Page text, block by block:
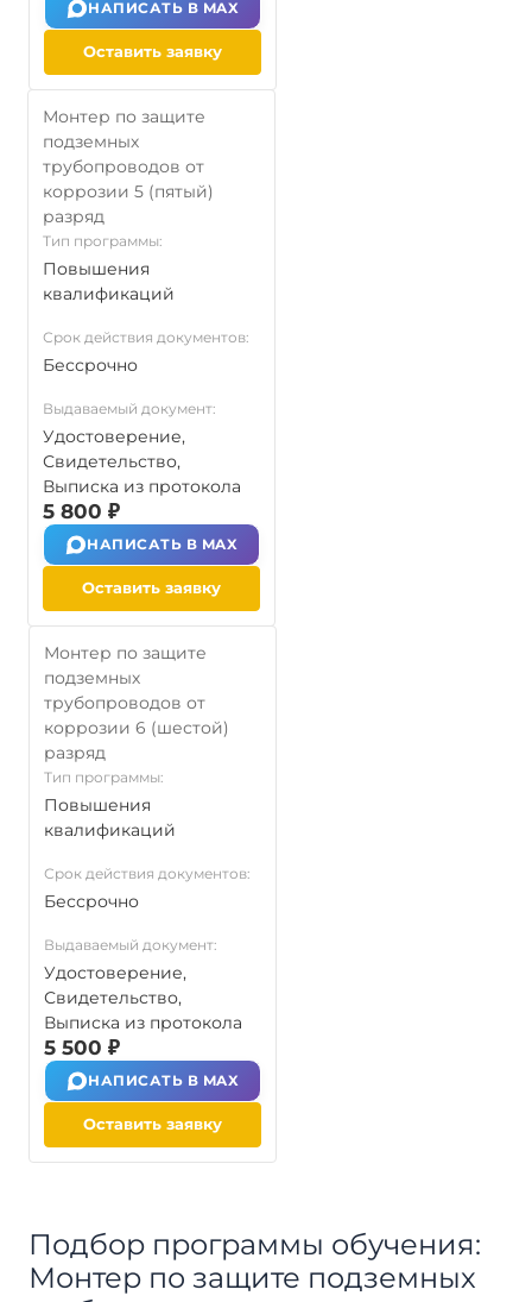
НАПИСАТЬ В MAX
Оставить заявку
Монтер по защите
подземных
трубопроводов от
коррозии 5 (пятый)
разряд
Тип программы:
Повышения
квалификаций
Срок действия документов:
Бессрочно
Выдаваемый документ:
Удостоверение,
Свидетельство,
Выписка из протокола
5 800 ₽
НАПИСАТЬ В MAX
Оставить заявку
Монтер по защите
подземных
трубопроводов от
коррозии 6 (шестой)
разряд
Тип программы:
Повышения
квалификаций
Срок действия документов:
Бессрочно
Выдаваемый документ:
Удостоверение,
Свидетельство,
Выписка из протокола
5 500 ₽
НАПИСАТЬ В MAX
Оставить заявку
Подбор программы обучения:
Монтер по защите подземных